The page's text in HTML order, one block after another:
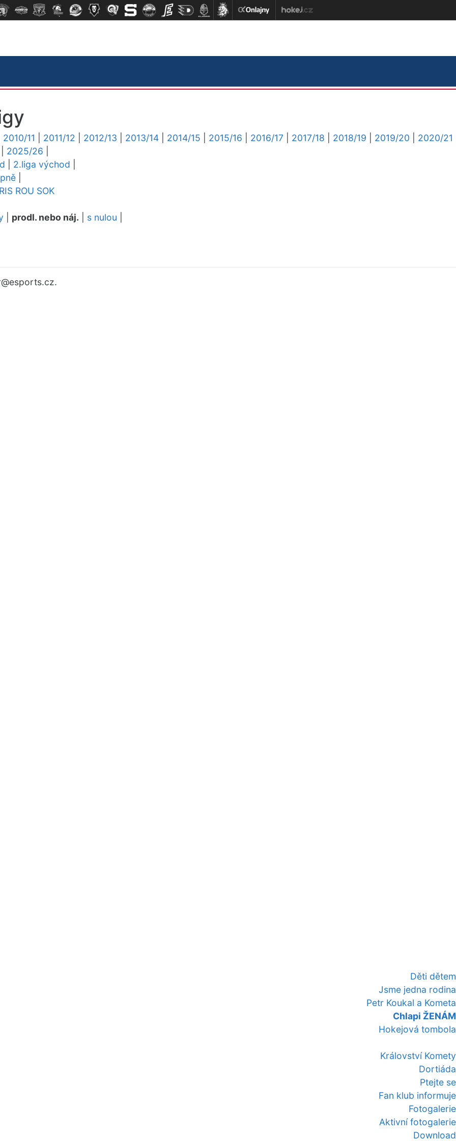
Děti dětem
Jsme jedna rodina
Petr Koukal a Kometa
Chlapi ŽENÁM
Hokejová tombola
Království Komety
Dortiáda
Ptejte se
Fan klub informuje
Fotogalerie
Aktivní fotogalerie
Download
2010/11 2011/12 2012/13 2013/14 2014/15 2015/16 2016/17 2017/18 2018/19 2019/20
2020/21
2025/26
2.liga východ
RIS ROU SOK
prodl. nebo náj. s nulou
@esports.cz.